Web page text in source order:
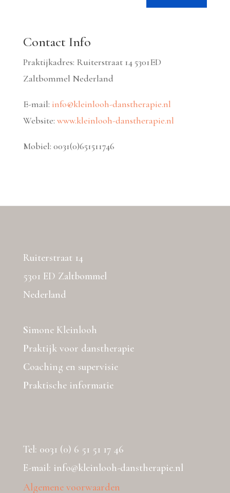
Contact Info
Praktijkadres: Ruiterstraat 14 5301ED
Zaltbommel Nederland
E-mail: info@kleinlooh-danstherapie.nl
Website: www.kleinlooh-danstherapie.nl
Mobiel: 0031(0)651511746
Ruiterstraat 14
5301 ED Zaltbommel
Nederland
Simone Kleinlooh
Praktijk voor danstherapie
Coaching en supervisie
Praktische informatie
Tel: 0031 (0) 6 51 51 17 46
E-mail: info@kleinlooh-danstherapie.nl
Algemene voorwaarden